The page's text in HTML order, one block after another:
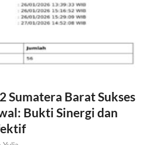
Sumatera Barat Sukses
Bukti Sinergi dan